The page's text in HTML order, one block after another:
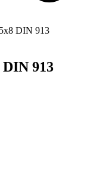
DIN 913
913